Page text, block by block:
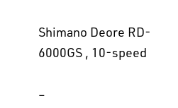
Shimano Deore RD-
6000GS , 10-speed
–